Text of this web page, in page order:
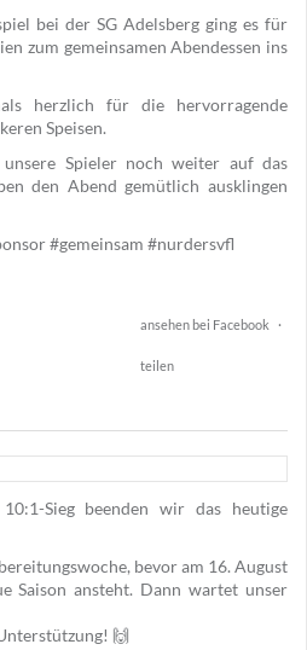
bei der SG Adelsberg ging es für
zum gemeinsamen Abendessen ins
herzlich für die hervorragende
Speisen.
Spieler noch weiter auf das
den Abend gemütlich ausklingen
#gemeinsam #nurdersvfl
ansehen bei Facebook ·
teilen
Sieg beenden wir das heutige
bevor am 16. August
Saison ansteht. Dann wartet unser
🙌